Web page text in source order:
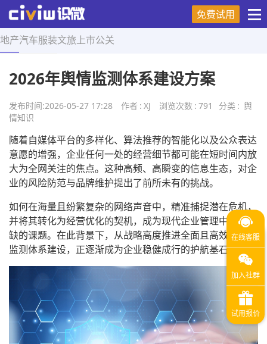
免费试用
地产汽车服装文旅 上市公关
首页 > 舆情知识 > 正文
2026年舆情监测体系建设方案
发布时间:2026-05-27 17:28 作者 : XJ 浏览次数 : 791 分类 : 舆
情知识
随着自媒体平台的多样化、算法推荐的智能化以及公众表达
意愿的增强，企业任何一处的经营细节都可能在短时间内放
大为全网关注的焦点。这种高频、高瞬变的信息生态，对企
业的风险防范与品牌维护提出了前所未有的挑战。
如何在海量且纷繁复杂的网络声音中，精准捕捉潜在危机，
并将其转化为经营优化的契机，成为现代企业管理中不可或
缺的课题。在此背景下，从战略高度推进全面且高效的舆情
监测体系建设，正逐渐成为企业稳健成行的护航基石。